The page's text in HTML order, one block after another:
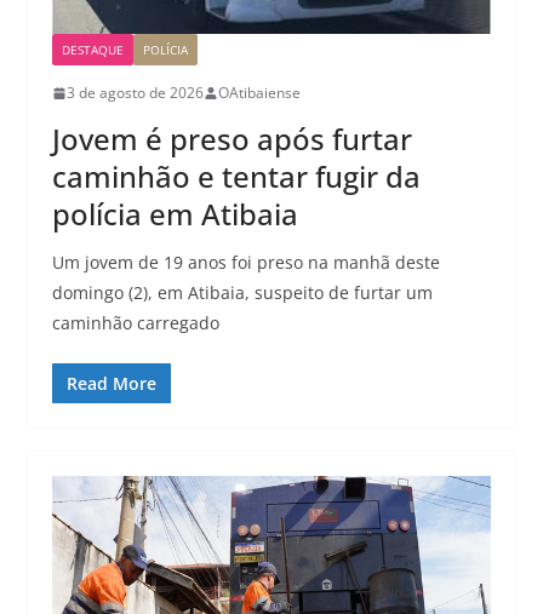
DESTAQUE POLÍCIA
3 de agosto de 2026 OAtibaiense
Jovem é preso após furtar
caminhão e tentar fugir da
polícia em Atibaia
Um jovem de 19 anos foi preso na manhã deste
domingo (2), em Atibaia, suspeito de furtar um
caminhão carregado
Read More